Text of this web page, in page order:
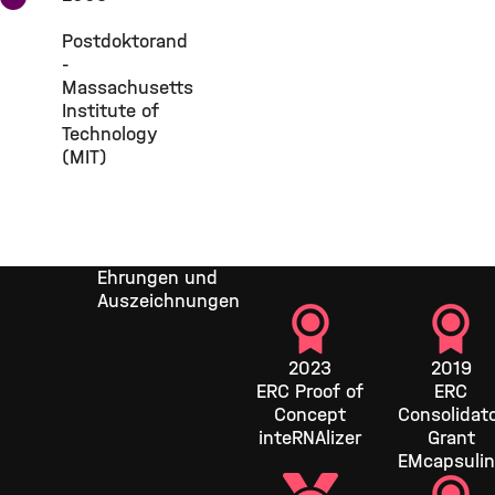
Postdoktorand
-
Massachusetts
Institute of
Technology
(MIT)
Ehrungen und
Auszeichnungen
2023
ERC Proof of
Concept
inteRNAlizer
2019
ERC
Grant